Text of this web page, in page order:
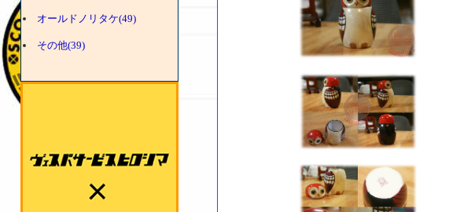
オールドノリタケ(49)
その他(39)